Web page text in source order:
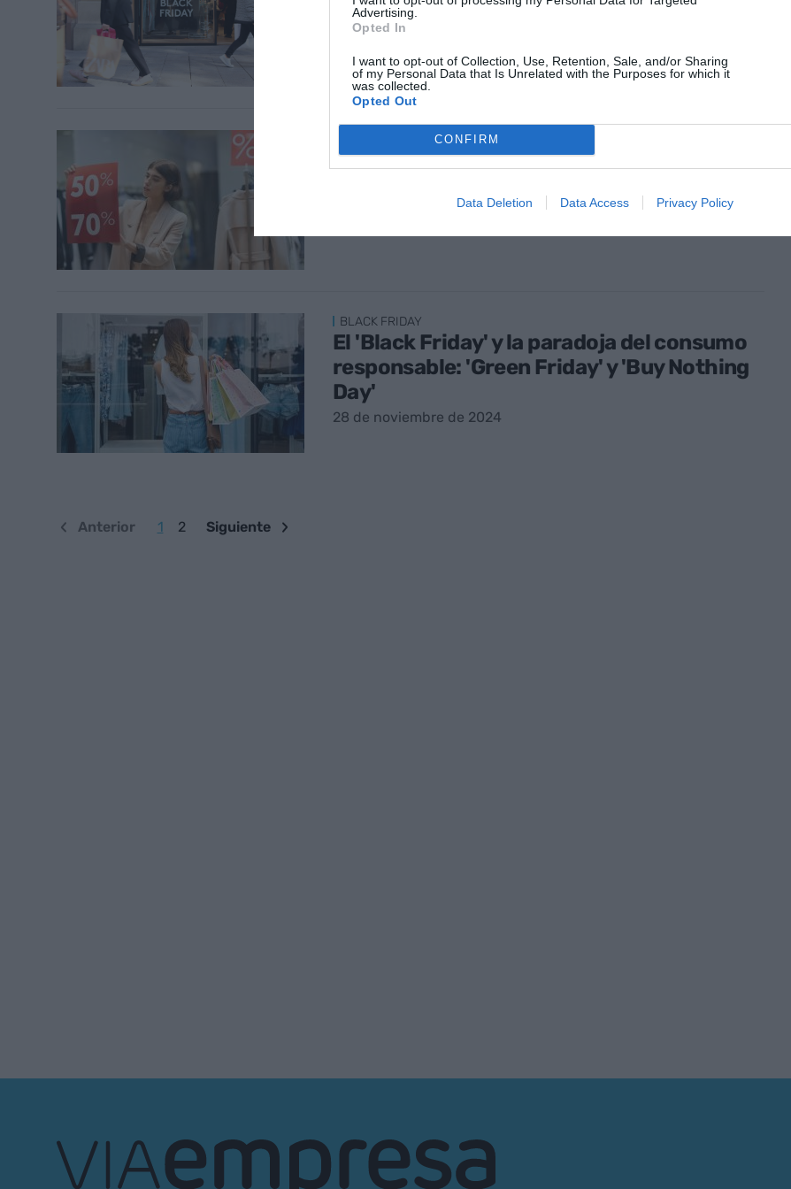
Advertising.
Opted In
I want to opt-out of Collection, Use, Retention, Sale, and/or Sharing
of my Personal Data that Is Unrelated with the Purposes for which it
was collected.
Opted Out
CONFIRM
Data Deletion Data Access Privacy Policy
'Black Friday': cómo identificar ofertas
29 de noviembre de 2024
BLACK FRIDAY
El 'Black Friday' y la paradoja del consumo
responsable: 'Green Friday' y 'Buy Nothing
Day'
28 de noviembre de 2024
Anterior 1 2 Siguiente